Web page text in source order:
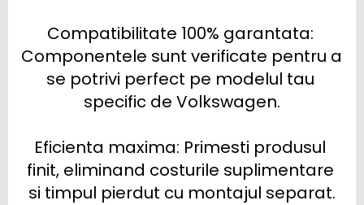
Compatibilitate 100% garantata:
Componentele sunt verificate pentru a
se potrivi perfect pe modelul tau
specific de Volkswagen.
Eficienta maxima: Primesti produsul
finit, eliminand costurile suplimentare
si timpul pierdut cu montajul separat.